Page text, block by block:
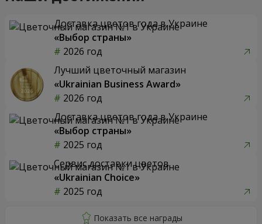
Доставка цветов года в Украине
«Выбор страны»
2026 год
Лучший цветочный магазин
«Ukrainian Business Award»
2026 год
Доставка цветов года в Украине
«Выбор страны»
2025 год
Сервис доставки цветов
«Ukrainian Choice»
2025 год